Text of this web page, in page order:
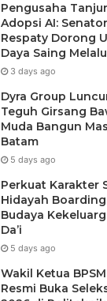
Pengusaha
Adopsi AI:
Respaty Dorong
Daya Saing
3 days ago
Dyra Group
Teguh Girsang
Muda Bangun
Batam
5 days ago
Perkuat Karakter
Hidayah
Budaya
Da’i
5 days ago
Wakil Ketua
Resmi Buka